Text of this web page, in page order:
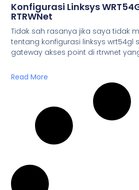
Konfigurasi Linksys
RTRWNet
Tidak sah rasanya jika saya tidak
tentang konfigurasi linksys wrt54gl
gateway akses point di rtrwnet
Read More